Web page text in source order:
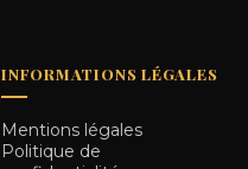
INFORMATIONS LÉGALES
Mentions légales
Politique de